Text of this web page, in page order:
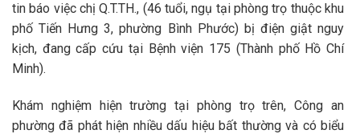
tin báo việc chị Q.T.TH., (46 tuổi, ngụ tại phòng trọ thuộc khu
phố Tiến Hưng 3, phường Bình Phước) bị điện giật nguy
kịch, đang cấp cứu tại Bệnh viện 175 (Thành phố Hồ Chí
Minh).
Khám nghiệm hiện trường tại phòng trọ trên, Công an
phường đã phát hiện nhiều dấu hiệu bất thường và có biểu